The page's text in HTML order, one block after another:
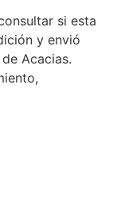
si esta
y envió
Acacias.